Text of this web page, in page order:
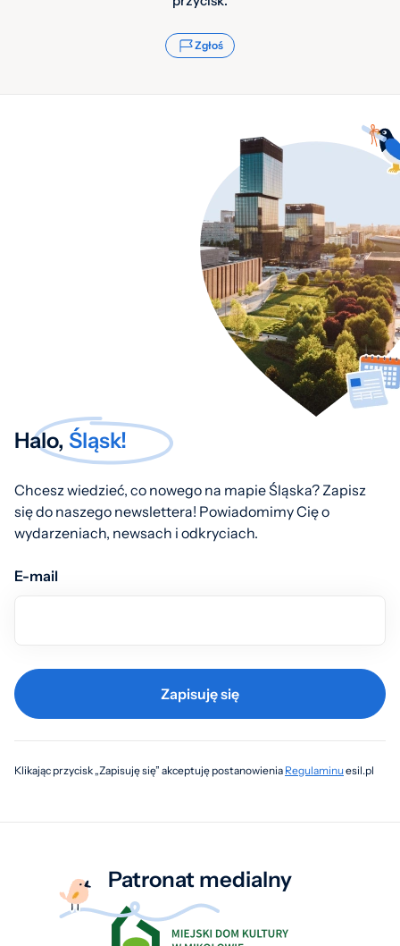
Zgłoś
Halo, Śląsk!
Chcesz wiedzieć, co nowego na mapie Śląska? Zapisz
się do naszego newslettera! Powiadomimy Cię o
wydarzeniach, newsach i odkryciach.
E-mail
Zapisuję się
Klikając przycisk „Zapisuję się” akceptuję postanowienia Regulaminuesil.pl
Patronat medialny